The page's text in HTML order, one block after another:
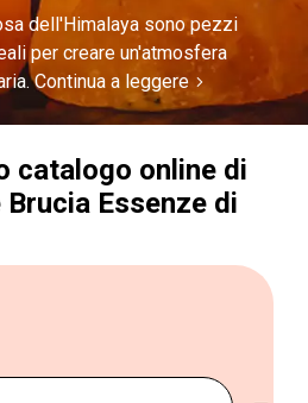
dell'Himalaya sono pezzi
per creare un'atmosfera
Continua a leggere
catalogo online di
Essenze di